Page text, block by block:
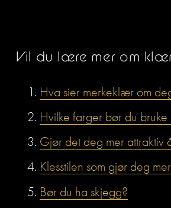
Vil du lære mer om
Hva sier merkeklær om
Hvilke farger bør du
Gjør det deg mer attraktiv
Klesstilen som gjør deg
Bør du ha skjegg?